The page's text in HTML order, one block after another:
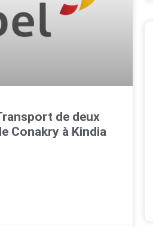
de deux
Conakry à Kindia